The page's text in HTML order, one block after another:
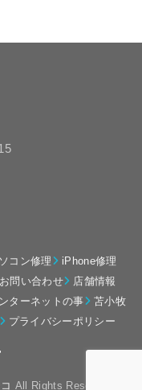
コン修理
iPhone修理
問い合わせ
店舗情報
ターネットの事
苫小牧
プライバシーポリシー
All Rights Reserved.